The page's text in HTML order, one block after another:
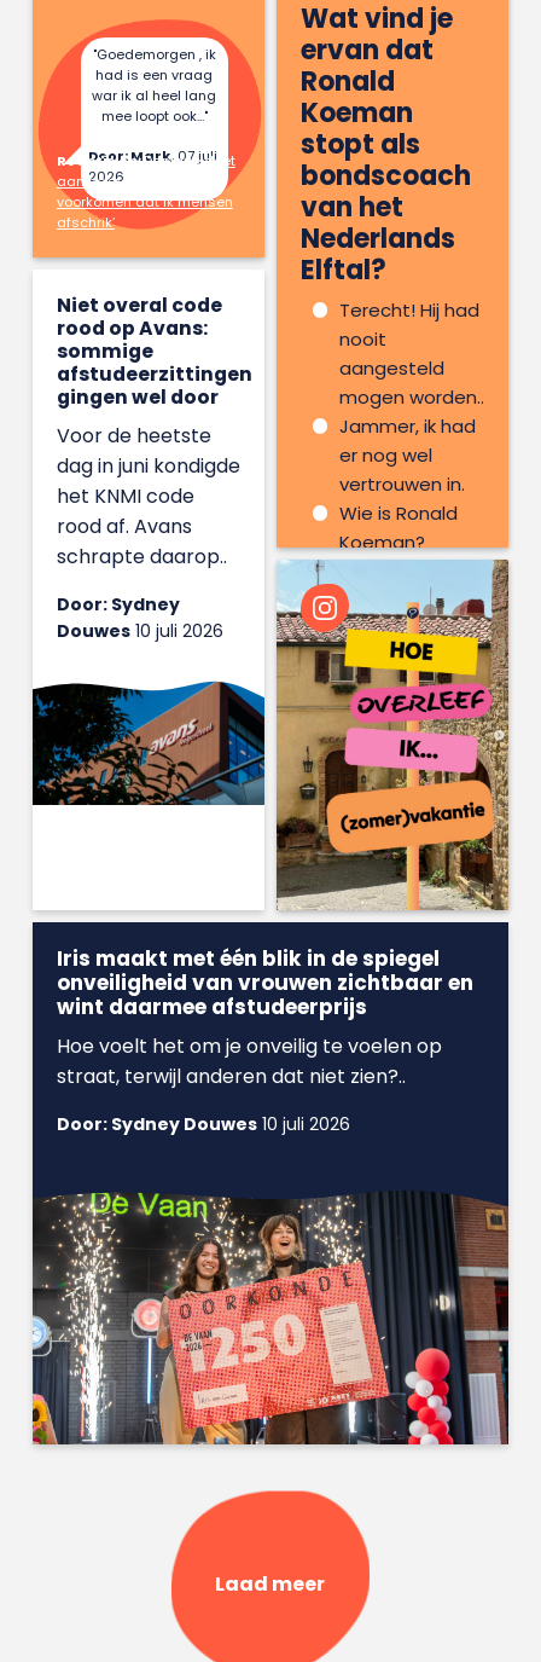
"Goedemorgen , ik
had is een vraag
war ik al heel lang
mee loopt ook..."
Door: Mark,07 juli
2026
Reactie op:Danique doet
aan hekserij: ‘Ik wil
voorkomen dat ik mensen
afschrik’
Wat vind je
ervan dat
Ronald
Koeman
stopt als
bondscoach
van het
Nederlands
Elftal?
Terecht! Hij had
nooit
aangesteld
mogen worden..
Jammer, ik had
er nog wel
vertrouwen in.
Wie is Ronald
Koeman?
Niet overal code
rood op Avans:
sommige
afstudeerzittingen
gingen wel door
Voor de heetste
dag in juni kondigde
het KNMI code
rood af. Avans
schrapte daarop..
Door: Sydney
Douwes10 juli 2026
Iris maakt met één blik in de spiegel
onveiligheid van vrouwen zichtbaar en
wint daarmee afstudeerprijs
Hoe voelt het om je onveilig te voelen op
straat, terwijl anderen dat niet zien?..
Door: Sydney Douwes10 juli 2026
Laad meer